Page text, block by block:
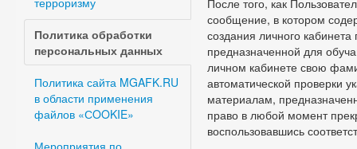
Политика обработки
персональных данных
Политика сайта MGAFK.RU
в области применения
файлов «СOOKIE»
Мероприятия по
После того, как
сообщение, в котором
создания личного
предназначенной для
личном кабинете свою
автоматической проверки
материалам,
право в любой момент
воспользовавшись